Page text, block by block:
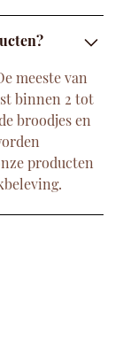
meeste van
binnen 2 tot
broodjes en
producten